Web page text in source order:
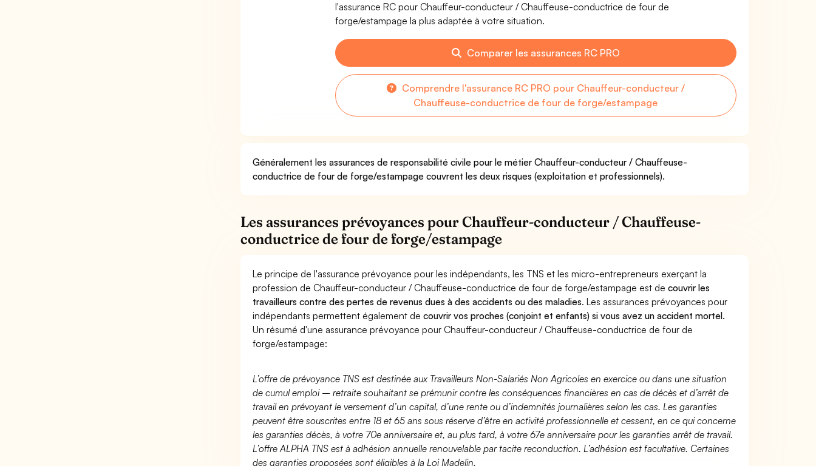
l'assurance RC pour Chauffeur-conducteur / Chauffeuse-conductrice de four de
forge/estampage la plus adaptée à votre situation.
Comparer les assurances RC PRO
Comprendre l'assurance RC PRO pour Chauffeur-conducteur /
Chauffeuse-conductrice de four de forge/estampage
Généralement les assurances de responsabilité civile pour le métier Chauffeur-conducteur / Chauffeuse-
conductrice de four de forge/estampage couvrent les deux risques (exploitation et professionnels).
Les assurances prévoyances pour Chauffeur-conducteur / Chauffeuse-
conductrice de four de forge/estampage
Le principe de l'assurance prévoyance pour les indépendants, les TNS et les micro-entrepreneurs exerçant la
profession de Chauffeur-conducteur / Chauffeuse-conductrice de four de forge/estampage est decouvrir les
travailleurs contre des pertes de revenus dues à des accidents ou des maladies. Les assurances prévoyances pour
indépendants permettent également decouvrir vos proches (conjoint et enfants) si vous avez un accident mortel.
Un résumé d'une assurance prévoyance pour Chauffeur-conducteur / Chauffeuse-conductrice de four de
forge/estampage:
L’offre de prévoyance TNS est destinée aux Travailleurs Non-Salariés Non Agricoles en exercice ou dans une situation
de cumul emploi – retraite souhaitant se prémunir contre les conséquences financières en cas de décès et d’arrêt de
travail en prévoyant le versement d’un capital, d’une rente ou d’indemnités journalières selon les cas. Les garanties
peuvent être souscrites entre 18 et 65 ans sous réserve d’être en activité professionnelle et cessent, en ce qui concerne
les garanties décès, à votre 70e anniversaire et, au plus tard, à votre 67e anniversaire pour les garanties arrêt de travail.
L’offre ALPHA TNS est à adhésion annuelle renouvelable par tacite reconduction. L’adhésion est facultative. Certaines
des garanties proposées sont éligibles à la Loi Madelin.